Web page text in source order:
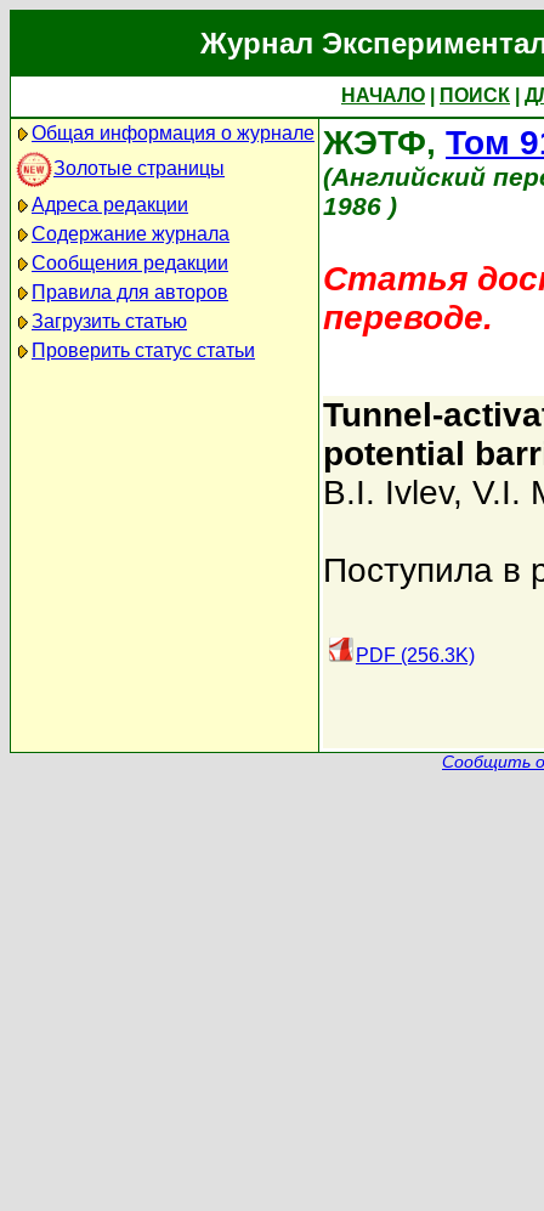
Журнал
НАЧАЛО ПОИСК
Общая информация о журнале
Золотые страницы
Адреса редакции
Содержание журнала
Сообщения редакции
Правила для авторов
Загрузить статью
Проверить статус статьи
ЖЭТФ, Том
(Английский
1986 )
Статья
переводе.
Tunnel-
potential
B.I. Ivlev, V.I.
Поступила в
PDF (256.3K)
Сообщить о